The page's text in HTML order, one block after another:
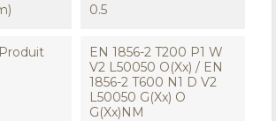
0.5
EN 1856-2 T200 P1 W
V2 L50050 O(xx) / EN
1856-2 T600 N1 D V2
L50050 G(xx) O
G(xx)NM